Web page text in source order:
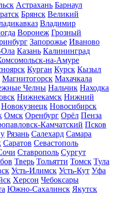
Астрахань Барнаул
Брянск Великий
Владимир
Воронеж Грозный
Запорожье Иваново
Казань Калининград
на-Амуре
Курган Курск Кызыл
Магнитогорск Махачкала
Челны Нальчик Находка
Нижнекамск Нижний
Новокузнецк Новосибирск
Омск Оренбург Орёл Пенза
Камчатский Псков
Рязань Салехард Самара
Саратов Севастополь
Ставрополь Сургут
Тверь Тольятти Томск Тула
Усть-Илимск Усть-Кут Уфа
Херсон Чебоксары
Южно-Сахалинск Якутск